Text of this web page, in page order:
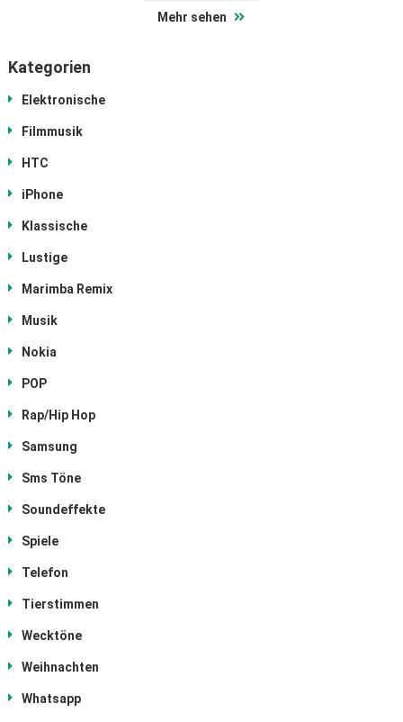
Mehr sehen
Kategorien
Elektronische
Filmmusik
HTC
iPhone
Klassische
Lustige
Marimba Remix
Musik
Nokia
POP
Rap/Hip Hop
Samsung
Sms Töne
Soundeffekte
Spiele
Telefon
Tierstimmen
Wecktöne
Weihnachten
Whatsapp